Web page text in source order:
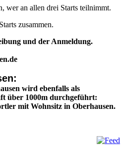
wer an allen drei Starts teilnimmt.
zusammen.
und der Anmeldung.
wird ebenfalls als
über 1000m durchgeführt:
mit Wohnsitz in Oberhausen.